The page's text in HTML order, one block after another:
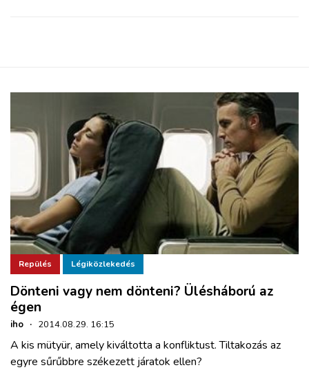
Repülés Légiközlekedés
Dönteni vagy nem dönteni? Ülésháború az
égen
iho · 2014.08.29. 16:15
A kis mütyür, amely kiváltotta a konfliktust. Tiltakozás az
egyre sűrűbbre székezett járatok ellen?